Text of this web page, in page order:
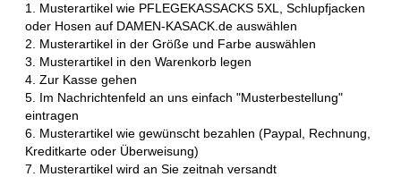
1. Musterartikel wie PFLEGEKASSACKS 5XL, Schlupfjacken
oder Hosen auf DAMEN-KASACK.de auswählen
2. Musterartikel in der Größe und Farbe auswählen
3. Musterartikel in den Warenkorb legen
4. Zur Kasse gehen
5. Im Nachrichtenfeld an uns einfach "Musterbestellung"
eintragen
6. Musterartikel wie gewünscht bezahlen (Paypal, Rechnung,
Kreditkarte oder Überweisung)
7. Musterartikel wird an Sie zeitnah versandt